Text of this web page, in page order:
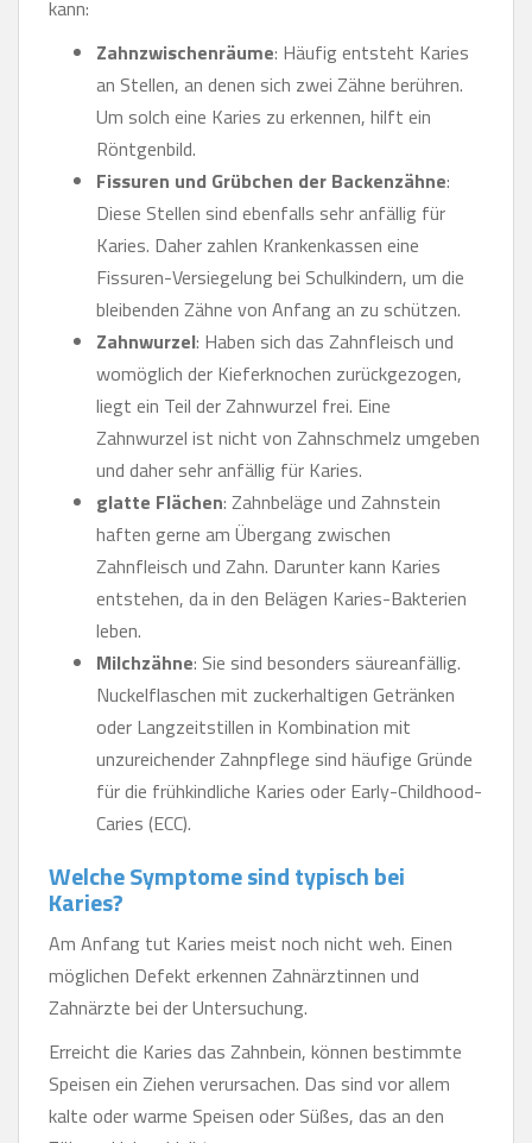
kann:
Zahnzwischenräume: Häufig entsteht Karies
an Stellen, an denen sich zwei Zähne berühren.
Um solch eine Karies zu erkennen, hilft ein
Röntgenbild.
Fissuren und Grübchen der Backenzähne:
Diese Stellen sind ebenfalls sehr anfällig für
Karies. Daher zahlen Krankenkassen eine
Fissuren-Versiegelung bei Schulkindern, um die
bleibenden Zähne von Anfang an zu schützen.
Zahnwurzel: Haben sich das Zahnfleisch und
womöglich der Kieferknochen zurückgezogen,
liegt ein Teil der Zahnwurzel frei. Eine
Zahnwurzel ist nicht von Zahnschmelz umgeben
und daher sehr anfällig für Karies.
glatte Flächen: Zahnbeläge und Zahnstein
haften gerne am Übergang zwischen
Zahnfleisch und Zahn. Darunter kann Karies
entstehen, da in den Belägen Karies-Bakterien
leben.
Milchzähne: Sie sind besonders säureanfällig.
Nuckelflaschen mit zuckerhaltigen Getränken
oder Langzeitstillen in Kombination mit
unzureichender Zahnpflege sind häufige Gründe
für die frühkindliche Karies oder Early-Childhood-
Caries (ECC).
Welche Symptome sind typisch bei
Karies?
Am Anfang tut Karies meist noch nicht weh. Einen
möglichen Defekt erkennen Zahnärztinnen und
Zahnärzte bei der Untersuchung.
Erreicht die Karies das Zahnbein, können bestimmte
Speisen ein Ziehen verursachen. Das sind vor allem
kalte oder warme Speisen oder Süßes, das an den